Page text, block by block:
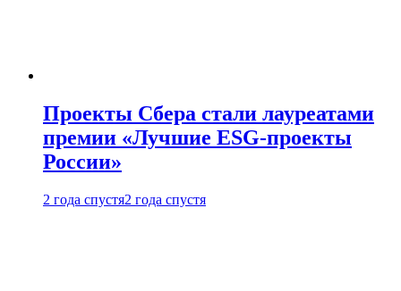
Проекты Сбера стали лауреатами
премии «Лучшие ESG-проекты
России»
2 года спустя2 года спустя